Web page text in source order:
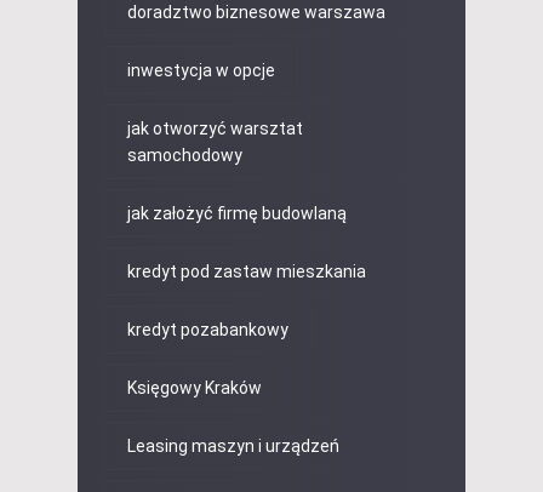
doradztwo biznesowe warszawa
inwestycja w opcje
jak otworzyć warsztat
samochodowy
jak założyć firmę budowlaną
kredyt pod zastaw mieszkania
kredyt pozabankowy
Księgowy Kraków
Leasing maszyn i urządzeń